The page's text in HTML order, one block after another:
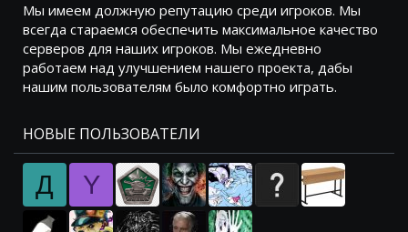
Мы имеем должную репутацию среди игроков. Мы
всегда стараемся обеспечить максимальное качество
серверов для наших игроков. Мы ежедневно
работаем над улучшением нашего проекта, дабы
нашим пользователям было комфортно играть.
НОВЫЕ ПОЛЬЗОВАТЕЛИ
Д Y